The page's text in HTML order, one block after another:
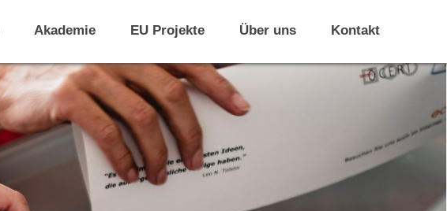
Akademie EU Projekte Über uns Kontakt